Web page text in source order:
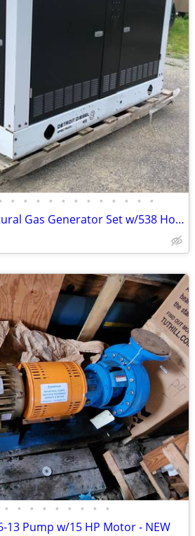
• • • • • • • • • • • •
Spectrum 40 KW Natural Gas Generator Set w/538 Hours
• • • • • • • • •
13 Pump w/15 HP Motor - NEW